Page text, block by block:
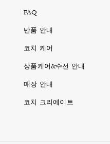
FAQ
반품 안내
코치 케어
상품케어&수선 안내
매장 안내
코치 크리에이트